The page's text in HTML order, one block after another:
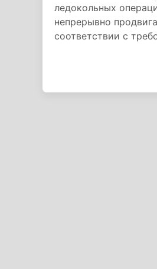
ледокольных
непрерывно
соответствии с